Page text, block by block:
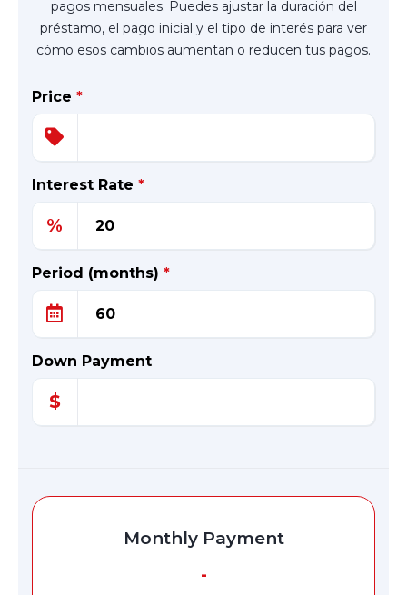
pagos mensuales. Puedes ajustar la duración del
préstamo, el pago inicial y el tipo de interés para ver
cómo esos cambios aumentan o reducen tus pagos.
Price *
Interest Rate *
%
Period (months) *
Down Payment
$
Monthly Payment
-